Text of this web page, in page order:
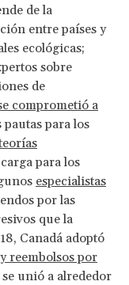
de la
entre países y
ecológicas;
sobre
de
comprometió a
para los
para los
especialistas
por las
que la
Canadá adoptó
reembolsos por
unió a alrededor